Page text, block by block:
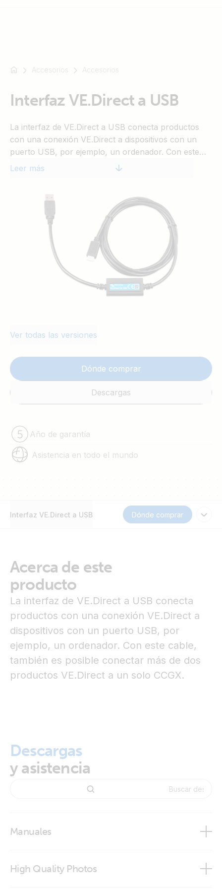
Por
SmartSolar
Multiplus-
Orion
SmartShunt
Accesorios Accesorios
Interfaz VE.Direct a USB
La interfaz de VE.Direct a USB conecta productos
con una conexión VE.Direct a dispositivos con un
puerto USB, por ejemplo, un ordenador. Con este
cable, también es posible conectar más de dos
Leer más
Ver todas las versiones
Dónde comprar
Descargas
Año de garantía
Asistencia en todo el mundo
Interfaz VE.Direct a USB Dónde comprar
Acerca de este
producto
La interfaz de VE.Direct a USB conecta
productos con una conexión VE.Direct a
dispositivos con un puerto USB, por
ejemplo, un ordenador. Con este cable,
también es posible conectar más de dos
productos VE.Direct a un solo CCGX.
Descargas
y asistencia
Manuales
High Quality Photos